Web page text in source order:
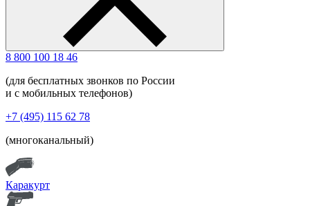
8 800 100 18 46
(для бесплатных звонков по России
и с мобильных телефонов)
+7 (495) 115 62 78
(многоканальный)
Каракурт